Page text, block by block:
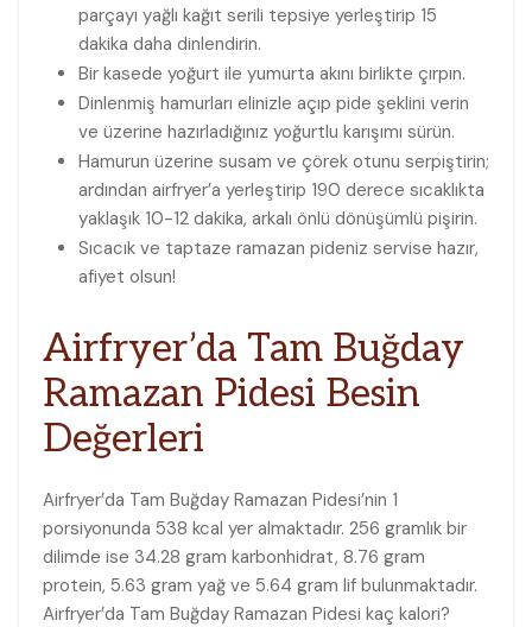
parçayı yağlı kağıt serili tepsiye yerleştirip 15
dakika daha dinlendirin.
Bir kasede yoğurt ile yumurta akını birlikte çırpın.
Dinlenmiş hamurları elinizle açıp pide şeklini verin
ve üzerine hazırladığınız yoğurtlu karışımı sürün.
Hamurun üzerine susam ve çörek otunu serpiştirin;
ardından airfryer’a yerleştirip 190 derece sıcaklıkta
yaklaşık 10-12 dakika, arkalı önlü dönüşümlü pişirin.
Sıcacık ve taptaze ramazan pideniz servise hazır,
afiyet olsun!
Airfryer’da Tam Buğday
Ramazan Pidesi Besin
Değerleri
Airfryer’da Tam Buğday Ramazan Pidesi’nin 1
porsiyonunda 538 kcal yer almaktadır. 256 gramlık bir
dilimde ise 34.28 gram karbonhidrat, 8.76 gram
protein, 5.63 gram yağ ve 5.64 gram lif bulunmaktadır.
Airfryer’da Tam Buğday Ramazan Pidesi kaç kalori?